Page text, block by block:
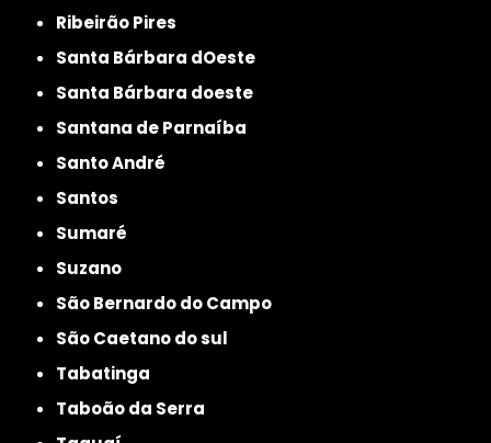
Ribeirão Pires
Santa Bárbara dOeste
Santa Bárbara doeste
Santana de Parnaíba
Santo André
Santos
Sumaré
Suzano
São Bernardo do Campo
São Caetano do sul
Tabatinga
Taboão da Serra